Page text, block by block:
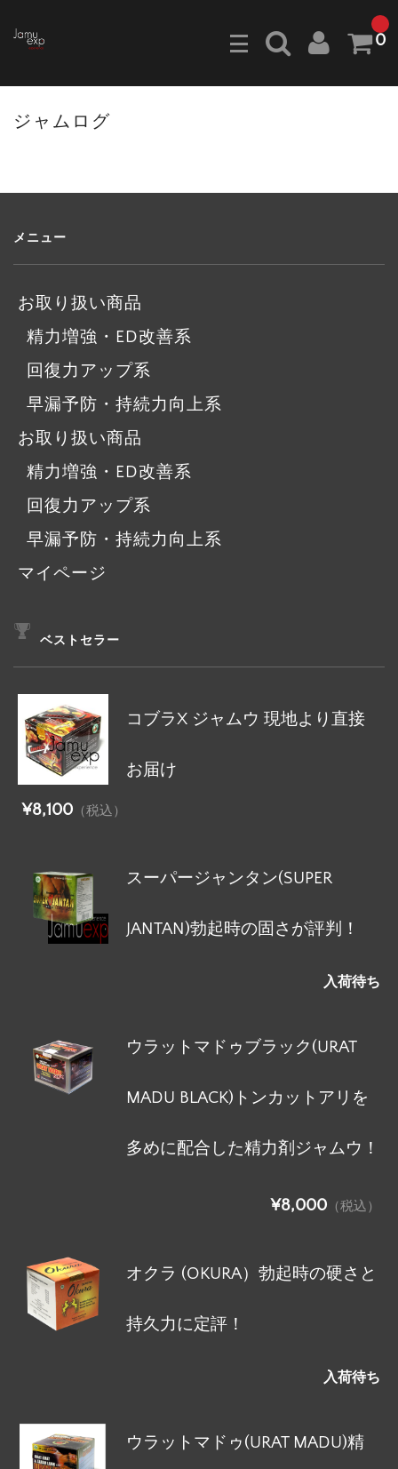
0
ジャムログ
メニュー
お取り扱い商品
精力増強・ED改善系
回復力アップ系
早漏予防・持続力向上系
お取り扱い商品
精力増強・ED改善系
回復力アップ系
早漏予防・持続力向上系
マイページ
ベストセラー
コブラX ジャムウ 現地より直接
お届け
¥8,100 （税込）
スーパージャンタン(SUPER
JANTAN)勃起時の固さが評判！
入荷待ち
ウラットマドゥブラック(URAT
MADU BLACK)トンカットアリを
多めに配合した精力剤ジャムウ！
¥8,000 （税込）
オクラ (OKURA）勃起時の硬さと
持久力に定評！
入荷待ち
ウラットマドゥ(URAT MADU)精